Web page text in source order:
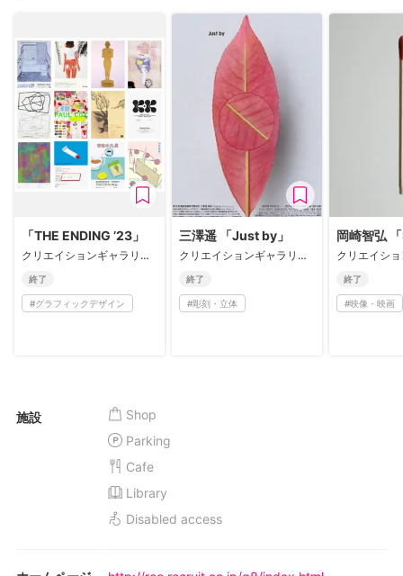
「THE ENDING ’23」
クリエイションギャラリーG8
終了
#グラフィックデザイン
三澤遥 「Just by」
クリエイションギャラリーG8
終了
#彫刻・立体
岡崎智弘
終了
#映像・映画
施設
Shop
Parking
Cafe
Library
Disabled access